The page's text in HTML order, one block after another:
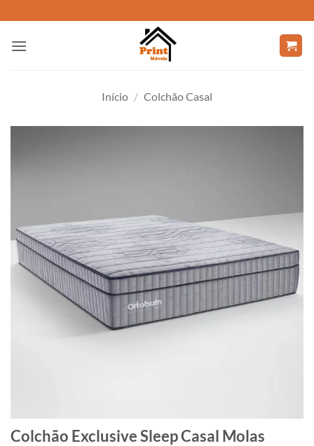
to
content
Início / Colchão Casal
Colchão Exclusive Sleep Casal Molas